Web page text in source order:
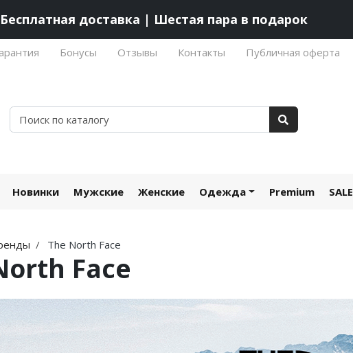
Бесплатная доставка | Шестая пара в подарок
Бонусы Отзывы Контакты Публичная оферта
Новинки Мужские Женские Одежда Premium SALE
The North Face
Face